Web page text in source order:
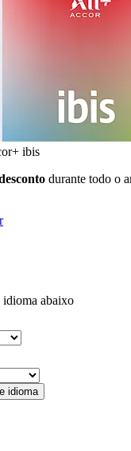
ibis
durante todo o
idioma abaixo
idioma